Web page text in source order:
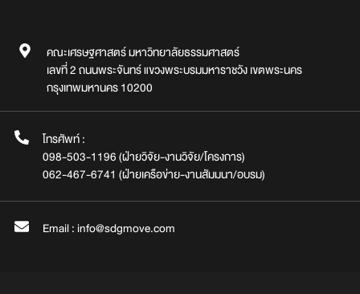
คณะเศรษฐศาสตร์ มหาวิทยาลัยธรรมศาสตร์
เลขที่ 2 ถนนพระจันทร์ แขวงพระบรมมหาราชวัง เขตพระนคร
กรุงเทพมหานคร 10200
โทรศัพท์ :
098-503-1196 (ฝ่ายวิจัย-งานวิจัย/โครงการ)
062-467-6741 (ฝ่ายเครือข่าย-งานสัมมนา/อบรม)
Email : info@sdgmove.com